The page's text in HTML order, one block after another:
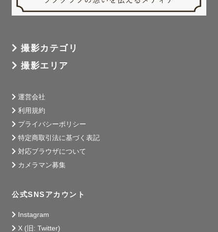
撮影カテゴリ
撮影エリア
運営会社
利用規約
プライバシーポリシー
特定商取引法に基づく表記
対応ブラウザについて
カメラマン募集
公式SNSアカウント
Instagram
X (旧: Twitter)